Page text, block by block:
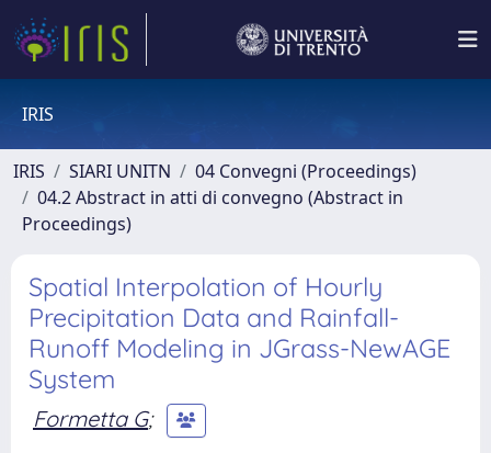
IRIS
IRIS SIARI UNITN
04 Convegni (Proceedings)
04.2 Abstract in atti di convegno (Abstract in
Proceedings)
Spatial Interpolation of Hourly
Precipitation Data and Rainfall-
Runoff Modeling in JGrass-NewAGE
System
Formetta G;